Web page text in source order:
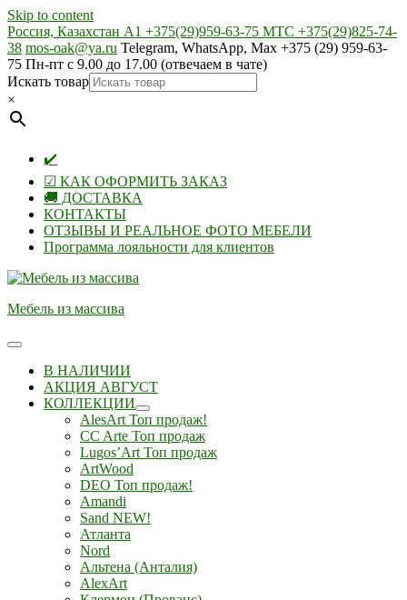
Skip to content
Россия, Казахстан А1 +375(29)959-63-75 МТС +375(29)825-74-
38 mos-oak@ya.ru Telegram, WhatsApp, Max +375 (29) 959-63-
75 Пн-пт с 9.00 до 17.00 (отвечаем в чате)
Искать товар
×
✔️
☑ КАК ОФОРМИТЬ ЗАКАЗ
🚚 ДОСТАВКА
КОНТАКТЫ
ОТЗЫВЫ И РЕАЛЬНОЕ ФОТО МЕБЕЛИ
Программа лояльности для клиентов
Мебель из массива
В НАЛИЧИИ
АКЦИЯ АВГУСТ
КОЛЛЕКЦИИ
AlesArt Топ продаж!
CC Arte Топ продаж
Lugos’Art Топ продаж
ArtWood
DEO Топ продаж!
Amandi
Sand NEW!
Атланта
Nord
Альтена (Анталия)
AlexArt